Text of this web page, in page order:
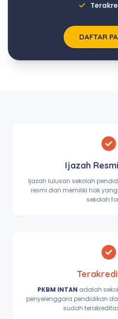
DAFTAR
Ijazah
Ijazah lulusan sekolah
resmi dan memiliki hak
sekolah
PKBM INTAN adalah
penyelenggara pendidikan
sudah